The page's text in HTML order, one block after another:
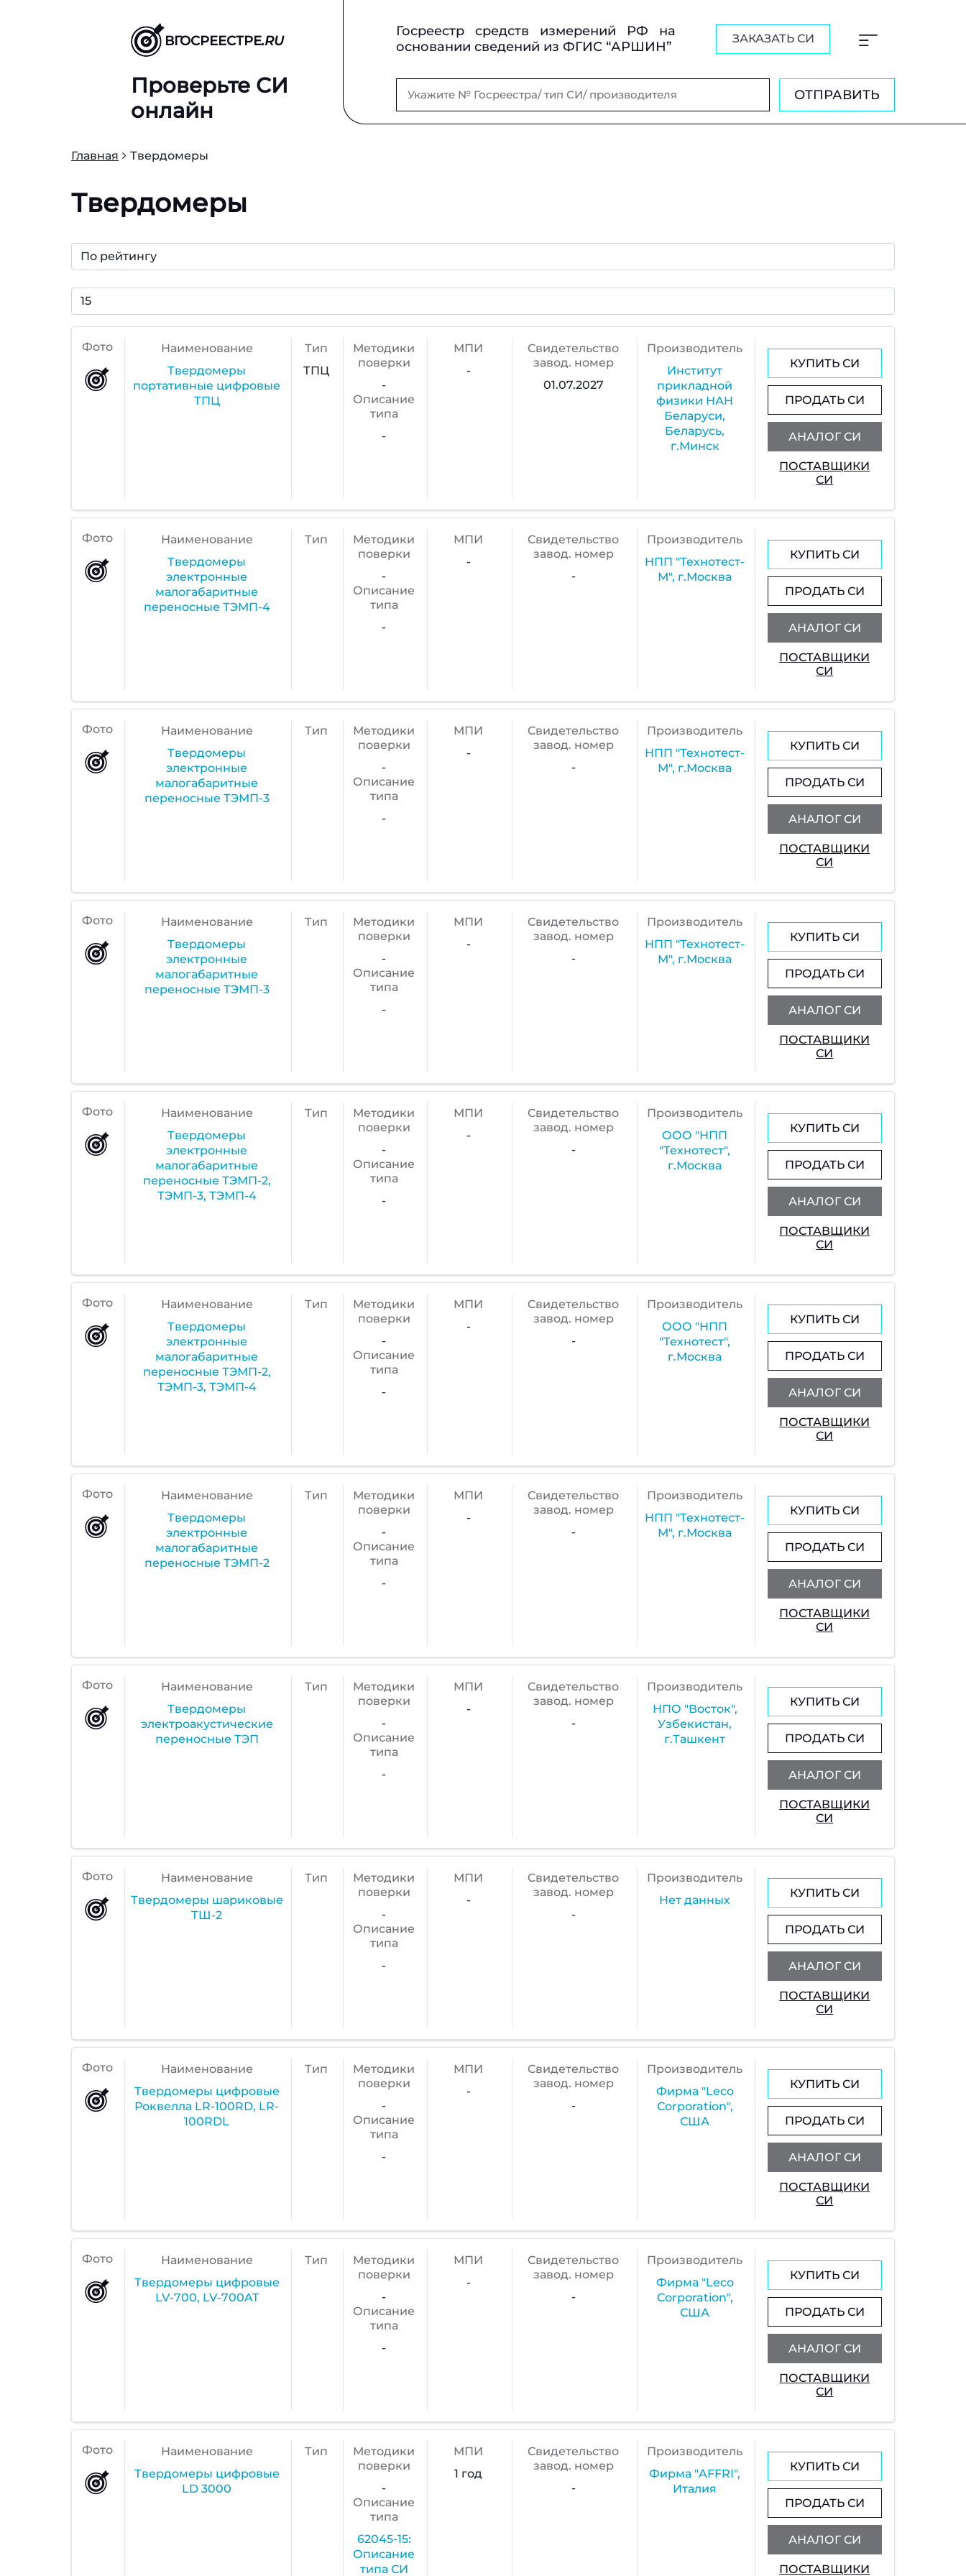
ВГОСРЕЕСТРЕ.RU
Госреестр средств измерений РФ на
основании сведений из ФГИС “АРШИН”
ЗАКАЗАТЬ СИ
Проверьте СИ
онлайн
ОТПРАВИТЬ
Главная Твердомеры
Твердомеры
Фото
Наименование
Твердомеры
портативные цифровые
ТПЦ
Тип
ТПЦ
Методики
поверки
-
Описание
типа
-
МПИ
-
Cвидетельство
завод. номер
01.07.2027
Производитель
Институт
прикладной
физики НАН
Беларуси,
Беларусь,
г.Минск
КУПИТЬ СИ
ПРОДАТЬ СИ
АНАЛОГ СИ
ПОСТАВЩИКИ
СИ
Фото
Наименование
Твердомеры
электронные
малогабаритные
переносные ТЭМП-4
Тип
Методики
поверки
-
Описание
типа
-
МПИ
-
Cвидетельство
завод. номер
-
Производитель
НПП "Технотест-
М", г.Москва
КУПИТЬ СИ
ПРОДАТЬ СИ
АНАЛОГ СИ
ПОСТАВЩИКИ
СИ
Фото
Наименование
Твердомеры
электронные
малогабаритные
переносные ТЭМП-3
Тип
Методики
поверки
-
Описание
типа
-
МПИ
-
Cвидетельство
завод. номер
-
Производитель
НПП "Технотест-
М", г.Москва
КУПИТЬ СИ
ПРОДАТЬ СИ
АНАЛОГ СИ
ПОСТАВЩИКИ
СИ
Фото
Наименование
Твердомеры
электронные
малогабаритные
переносные ТЭМП-3
Тип
Методики
поверки
-
Описание
типа
-
МПИ
-
Cвидетельство
завод. номер
-
Производитель
НПП "Технотест-
М", г.Москва
КУПИТЬ СИ
ПРОДАТЬ СИ
АНАЛОГ СИ
ПОСТАВЩИКИ
СИ
Фото
Наименование
Твердомеры
электронные
малогабаритные
переносные ТЭМП-2,
ТЭМП-3, ТЭМП-4
Тип
Методики
поверки
-
Описание
типа
-
МПИ
-
Cвидетельство
завод. номер
-
Производитель
ООО "НПП
"Технотест",
г.Москва
КУПИТЬ СИ
ПРОДАТЬ СИ
АНАЛОГ СИ
ПОСТАВЩИКИ
СИ
Фото
Наименование
Твердомеры
электронные
малогабаритные
переносные ТЭМП-2,
ТЭМП-3, ТЭМП-4
Тип
Методики
поверки
-
Описание
типа
-
МПИ
-
Cвидетельство
завод. номер
-
Производитель
ООО "НПП
"Технотест",
г.Москва
КУПИТЬ СИ
ПРОДАТЬ СИ
АНАЛОГ СИ
ПОСТАВЩИКИ
СИ
Фото
Наименование
Твердомеры
электронные
малогабаритные
переносные ТЭМП-2
Тип
Методики
поверки
-
Описание
типа
-
МПИ
-
Cвидетельство
завод. номер
-
Производитель
НПП "Технотест-
М", г.Москва
КУПИТЬ СИ
ПРОДАТЬ СИ
АНАЛОГ СИ
ПОСТАВЩИКИ
СИ
Фото
Наименование
Твердомеры
электроакустические
переносные ТЭП
Тип
Методики
поверки
-
Описание
типа
-
МПИ
-
Cвидетельство
завод. номер
-
Производитель
НПО "Восток",
Узбекистан,
г.Ташкент
КУПИТЬ СИ
ПРОДАТЬ СИ
АНАЛОГ СИ
ПОСТАВЩИКИ
СИ
Фото
Наименование
Твердомеры шариковые
ТШ-2
Тип
Методики
поверки
-
Описание
типа
-
МПИ
-
Cвидетельство
завод. номер
-
Производитель
Нет данных
КУПИТЬ СИ
ПРОДАТЬ СИ
АНАЛОГ СИ
ПОСТАВЩИКИ
СИ
Фото
Наименование
Твердомеры цифровые
Роквелла LR-100RD, LR-
100RDL
Тип
Методики
поверки
-
Описание
типа
-
МПИ
-
Cвидетельство
завод. номер
-
Производитель
Фирма "Leco
Corporation",
США
КУПИТЬ СИ
ПРОДАТЬ СИ
АНАЛОГ СИ
ПОСТАВЩИКИ
СИ
Фото
Наименование
Твердомеры цифровые
LV-700, LV-700AT
Тип
Методики
поверки
-
Описание
типа
-
МПИ
-
Cвидетельство
завод. номер
-
Производитель
Фирма "Leco
Corporation",
США
КУПИТЬ СИ
ПРОДАТЬ СИ
АНАЛОГ СИ
ПОСТАВЩИКИ
СИ
Фото
Наименование
Твердомеры цифровые
LD 3000
Тип
Методики
поверки
-
Описание
типа
62045-15:
Описание
типа СИ
МПИ
1 год
Cвидетельство
завод. номер
-
Производитель
Фирма "AFFRI",
Италия
КУПИТЬ СИ
ПРОДАТЬ СИ
АНАЛОГ СИ
ПОСТАВЩИКИ